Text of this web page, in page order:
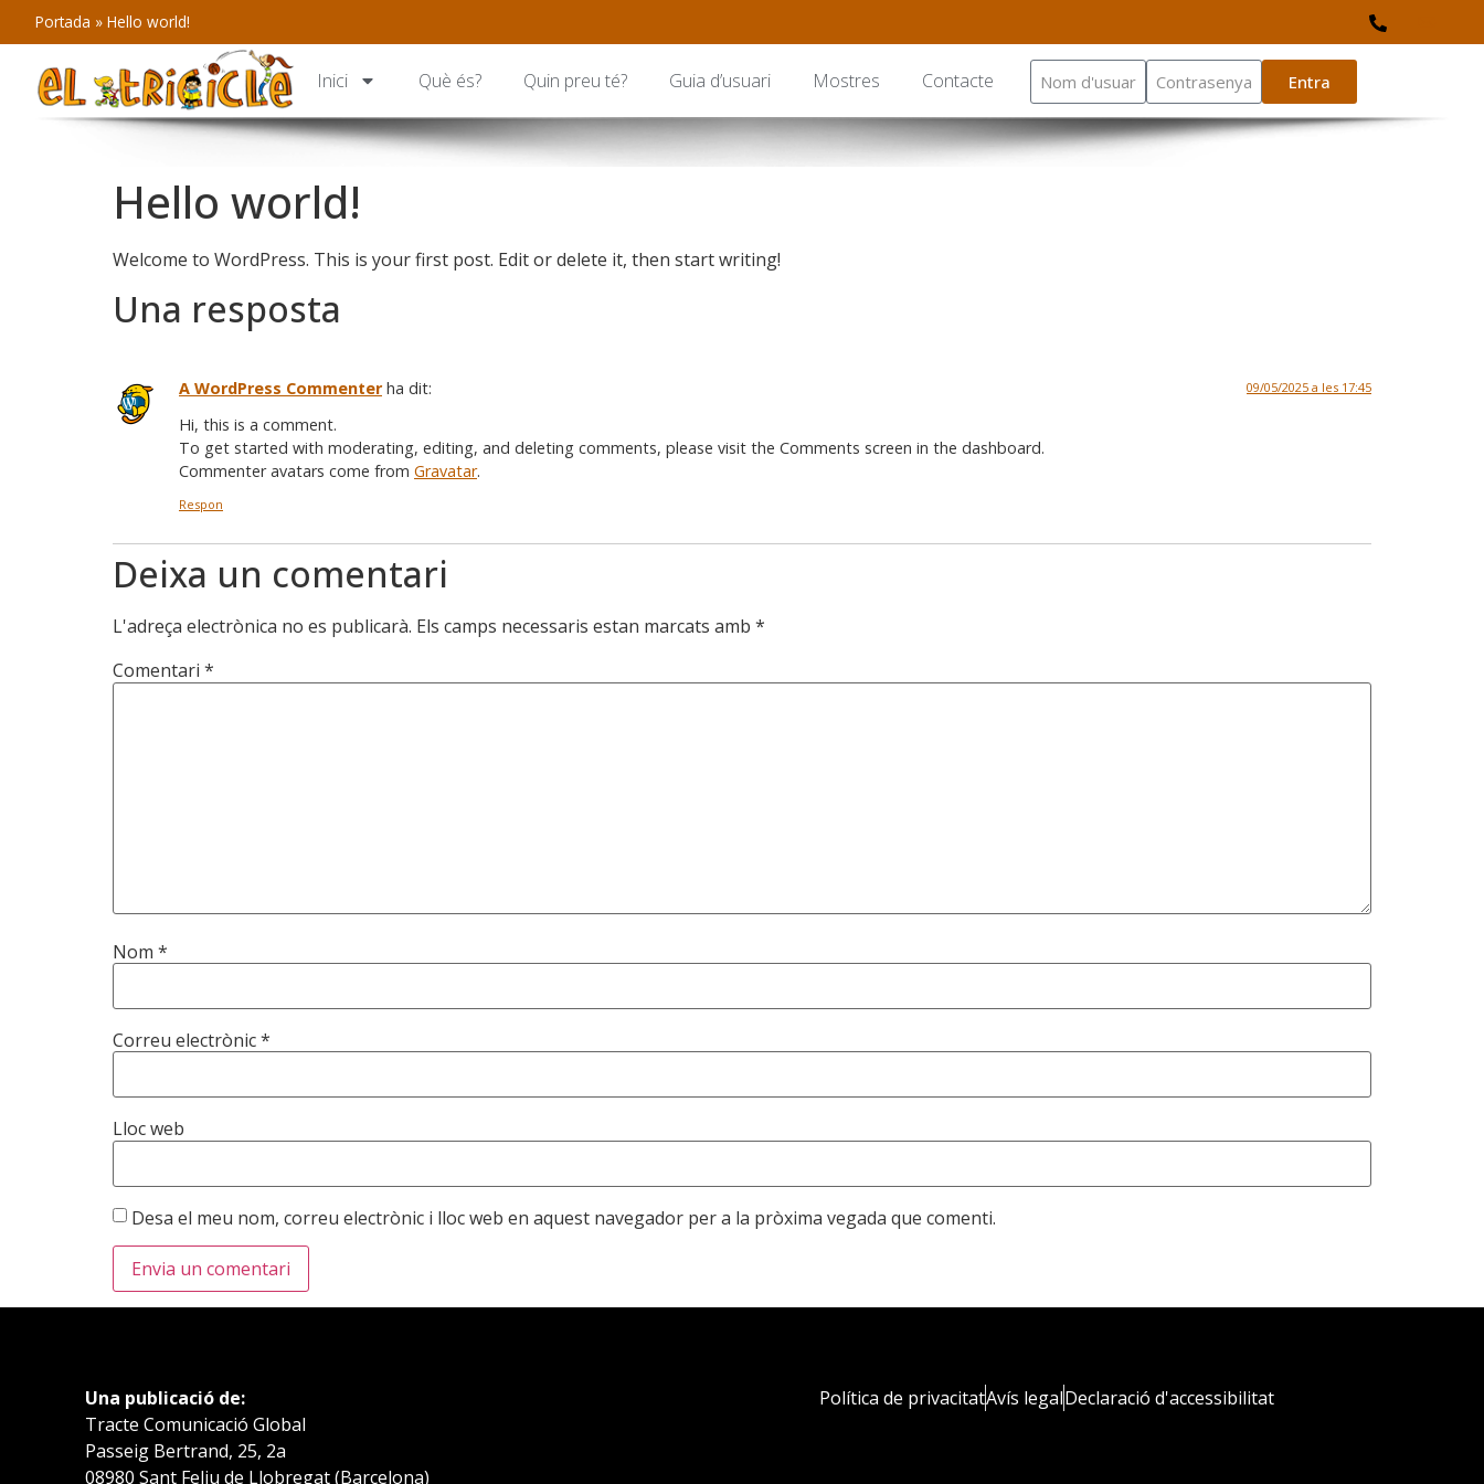
Portada » Hello world!
Inici Què és? Quin preu té? Guia d’usuari Mostres Contacte Entra
Hello world!
Welcome to WordPress. This is your first post. Edit or delete it, then start writing!
Una resposta
A WordPress Commenter ha dit: 09/05/2025 a les 17:45
Hi, this is a comment.
To get started with moderating, editing, and deleting comments, please visit the Comments screen in the dashboard.
Commenter avatars come from Gravatar.
Respon
Deixa un comentari
L'adreça electrònica no es publicarà. Els camps necessaris estan marcats amb *
Comentari *
Nom *
Correu electrònic*
Lloc web
Desa el meu nom, correu electrònic i lloc web en aquest navegador per a la pròxima vegada que comenti.
Una publicació de:
Tracte Comunicació Global
Passeig Bertrand, 25, 2a
08980 Sant Feliu de Llobregat (Barcelona)
Política de privacitatAvís legalDeclaració d'accessibilitat